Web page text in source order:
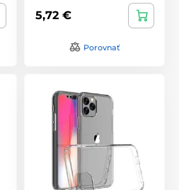
5,72 €
Porovnať